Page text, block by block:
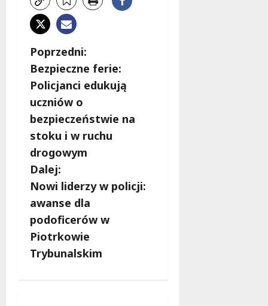
Z
o
b
a
c
z
w
p
i
Poprzedni:
Bezpieczne ferie:
Policjanci edukują
uczniów o
bezpieczeństwie na
stoku i w ruchu
drogowym
Dalej:
Nowi liderzy w policji:
awanse dla
podoficerów w
Piotrkowie
Trybunalskim